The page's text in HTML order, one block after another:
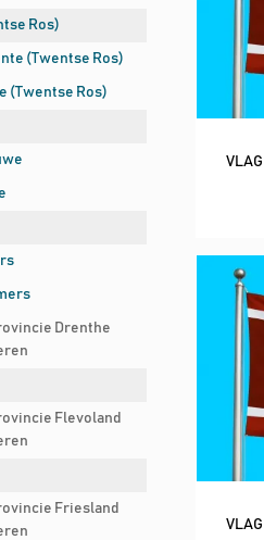
Ros)
(Twentse Ros)
(Twentse Ros)
Drenthe
Flevoland
Friesland